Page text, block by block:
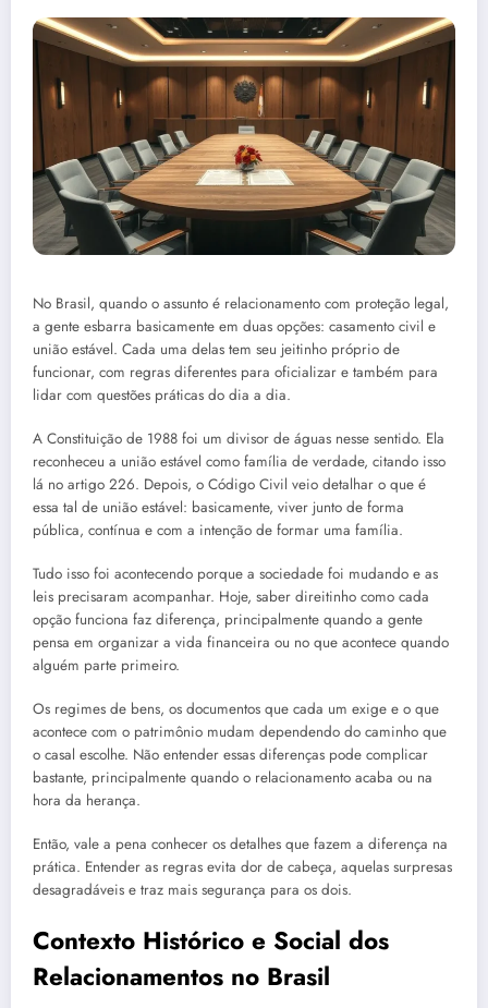
No Brasil, quando o assunto é relacionamento com proteção legal,
a gente esbarra basicamente em duas opções: casamento civil e
união estável. Cada uma delas tem seu jeitinho próprio de
funcionar, com regras diferentes para oficializar e também para
lidar com questões práticas do dia a dia.
A Constituição de 1988 foi um divisor de águas nesse sentido. Ela
reconheceu a união estável como família de verdade, citando isso
lá no artigo 226. Depois, o Código Civil veio detalhar o que é
essa tal de união estável: basicamente, viver junto de forma
pública, contínua e com a intenção de formar uma família.
Tudo isso foi acontecendo porque a sociedade foi mudando e as
leis precisaram acompanhar. Hoje, saber direitinho como cada
opção funciona faz diferença, principalmente quando a gente
pensa em organizar a vida financeira ou no que acontece quando
alguém parte primeiro.
Os regimes de bens, os documentos que cada um exige e o que
acontece com o patrimônio mudam dependendo do caminho que
o casal escolhe. Não entender essas diferenças pode complicar
bastante, principalmente quando o relacionamento acaba ou na
hora da herança.
Então, vale a pena conhecer os detalhes que fazem a diferença na
prática. Entender as regras evita dor de cabeça, aquelas surpresas
desagradáveis e traz mais segurança para os dois.
Contexto Histórico e Social dos
Relacionamentos no Brasil